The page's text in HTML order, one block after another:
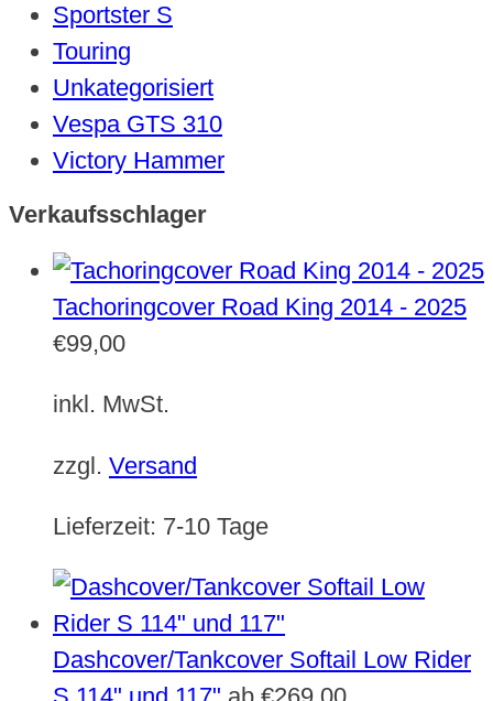
auf
der
Produktseite
werden
Sportster S
Touring
Unkategorisiert
Vespa GTS 310
Victory Hammer
Verkaufsschlager
Tachoringcover Road King 2014 - 2025
€99,00
inkl. MwSt.
zzgl. Versand
Lieferzeit: 7-10 Tage
Dashcover/Tankcover Softail Low Rider